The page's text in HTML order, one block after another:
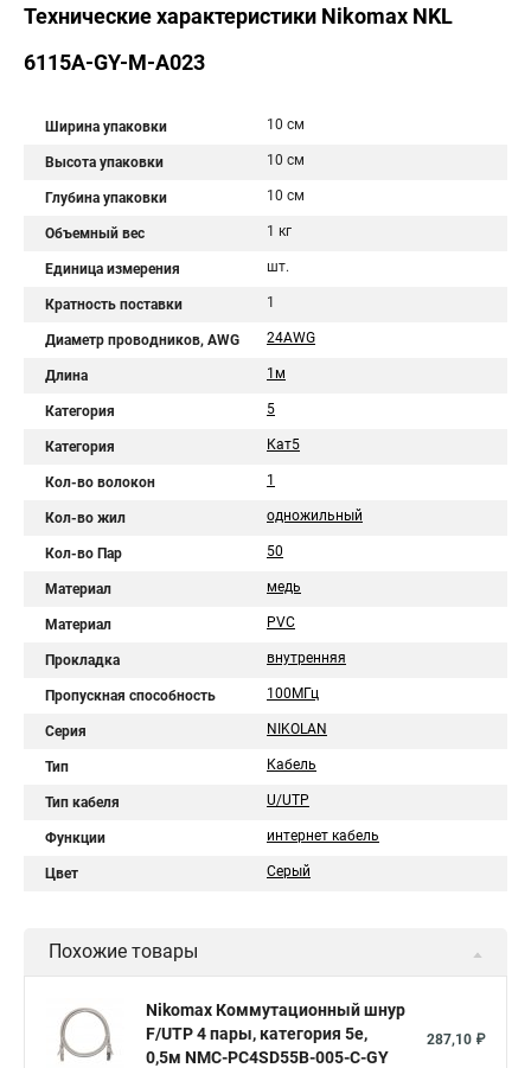
Технические характеристики Nikomax NKL
6115A-GY-M-A023
Ширина упаковки 10 см
Высота упаковки 10 см
Глубина упаковки 10 см
Объемный вес 1 кг
Единица измерения шт.
Кратность поставки 1
Диаметр проводников, AWG 24AWG
Длина 1м
Категория 5
Категория Кат5
Кол-во волокон 1
Кол-во жил одножильный
Кол-во Пар 50
Материал медь
Материал PVC
Прокладка внутренняя
Пропускная способность 100МГц
Серия NIKOLAN
Тип Кабель
Тип кабеля U/UTP
Функции интернет кабель
Цвет Серый
Похожие товары
Nikomax Коммутационный шнур
F/UTP 4 пары, категория 5е,
0,5м NMC-PC4SD55B-005-C-GY
287,10 ₽